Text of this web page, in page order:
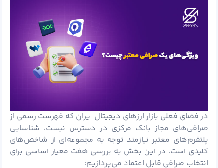
در فضای فعلی بازار ارزهای دیجیتال ایران که فهرست رسمی از
صرافی‌های مجاز بانک مرکزی در دسترس نیست، شناسایی
پلتفرم‌های معتبر نیازمند توجه به مجموعه‌ای از شاخص‌های
کلیدی است. در این بخش به بررسی هفت معیار اساسی برای
انتخاب صرافی قابل اعتماد می‌پردازیم: